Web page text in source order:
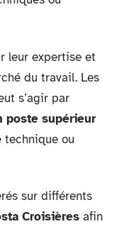
leur expertise et
du travail. Les
s’agir par
poste supérieur
technique ou
sur différents
Croisières afin